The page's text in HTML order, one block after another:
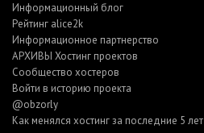
Информационный блог
Рейтинг alice2k
Информационное партнерство
АРХИВЫ Хостинг проектов
Cообщество хостеров
Войти в историю проекта
@obzorly
Как менялся хостинг за последние 5 лет